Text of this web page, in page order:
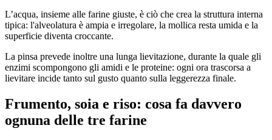
L’acqua, insieme alle farine giuste, è ciò che crea la struttura interna
tipica: l'alveolatura è ampia e irregolare, la mollica resta umida e la
superficie diventa croccante.
La pinsa prevede inoltre una lunga lievitazione, durante la quale gli
enzimi scompongono gli amidi e le proteine: ogni ora trascorsa a
lievitare incide tanto sul gusto quanto sulla leggerezza finale.
Frumento, soia e riso: cosa fa davvero
ognuna delle tre farine